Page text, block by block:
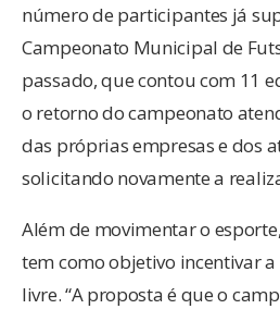
número de participantes já
Campeonato Municipal de
passado, que contou com 11
o retorno do campeonato
das próprias empresas e dos
solicitando novamente a
Além de movimentar o
tem como objetivo incentivar
livre. “A proposta é que o